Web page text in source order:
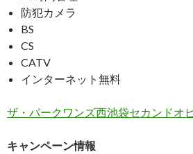
防犯カメラ
BS
CS
CATV
インターネット無料
ザ・パークワンズ西池袋セカンドオ
キャンペーン情報